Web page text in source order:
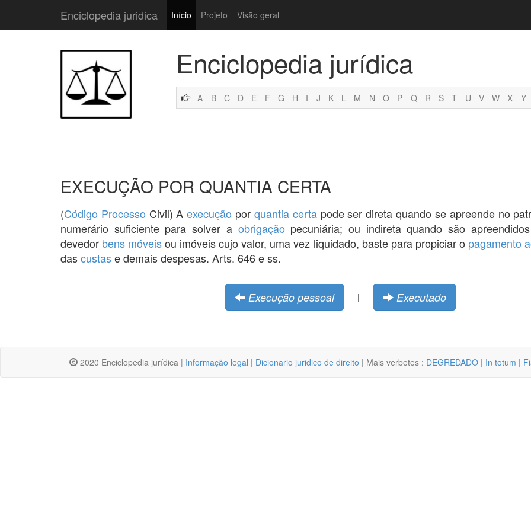
Enciclopedia juridica Início Projeto Visão geral
Enciclopedia jurídica
A B C D E F G H I J K L M N O P Q R S T U V W X Y
EXECUÇÃO POR QUANTIA CERTA
(Código Processo Civil) Aexecução por quantia certapode ser direta quando se apreende no
numerário suficiente para solver a obrigação pecuniária; ou indireta quando são
devedor bens móveisou imóveis cujo valor, uma vez liquidado, baste para propiciar o pagamento
dascustase demais despesas. Arts. 646 e ss.
Execução pessoal | Executado
2020 Enciclopedia jurídica | Informação legal | Dicionario juridico de direito | Mais verbetes : DEGREDADO | In totum |